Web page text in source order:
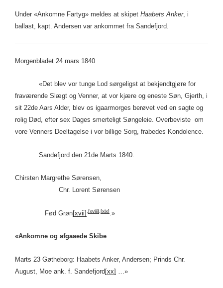
Under «Ankomne Fartyg» meldes at skipet Haabets Anker, i
ballast, kapt. Andersen var ankommet fra Sandefjord.
Morgenbladet 24 mars 1840
«Det blev vor tunge Lod sørgeligst at bekjendtgjøre for
fraværende Slægt og Venner, at vor kjære og eneste Søn, Gjerth, i
sit 22de Aars Alder, blev os igaarmorges berøvet ved en sagte og
rolig Død, efter sex Dages smerteligt Søngeleie. Overbeviste om
vore Venners Deeltagelse i vor billige Sorg, frabedes Kondolence.
Sandefjord den 21de Marts 1840.
Chirsten Margrethe Sørensen,
Chr. Lorent Sørensen
Fød Grøn[xvii] [xviii] [xix] .»
«Ankomne og afgaaede Skibe
Marts 23 Gøtheborg: Haabets Anker, Andersen; Prinds Chr.
August, Moe ank. f. Sandefjord[xx] …»